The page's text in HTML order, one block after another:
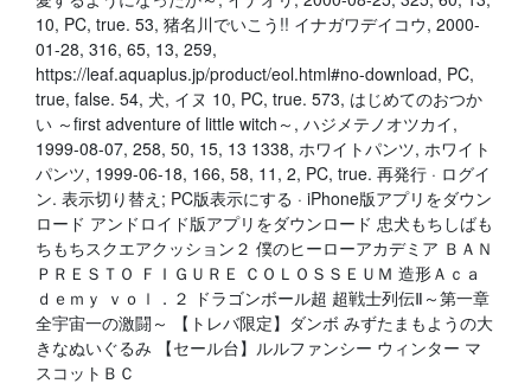
10, PC, true. 53, 猪名川でいこう!! イナガワデイコウ, 2000-
01-28, 316, 65, 13, 259,
https://leaf.aquaplus.jp/product/eol.html#no-download, PC,
true, false. 54, 犬, イヌ 10, PC, true. 573, はじめてのおつか
い ～first adventure of little witch～, ハジメテノオツカイ,
1999-08-07, 258, 50, 15, 13 1338, ホワイトパンツ, ホワイト
パンツ, 1999-06-18, 166, 58, 11, 2, PC, true. 再発行 · ログイ
ン. 表示切り替え; PC版表示にする · iPhone版アプリをダウン
ロード アンドロイド版アプリをダウンロード 忠犬もちしばも
ちもちスクエアクッション２ 僕のヒーローアカデミア ＢＡＮ
ＰＲＥＳＴＯ ＦＩＧＵＲＥ ＣＯＬＯＳＳＥＵＭ 造形Ａｃａ
ｄｅｍｙ ｖｏｌ．２ ドラゴンボール超 超戦士列伝Ⅱ～第一章
全宇宙一の激闘～ 【トレバ限定】ダンボ みずたまもようの大
きなぬいぐるみ 【セール台】ルルファンシー ウィンター マ
スコットＢＣ